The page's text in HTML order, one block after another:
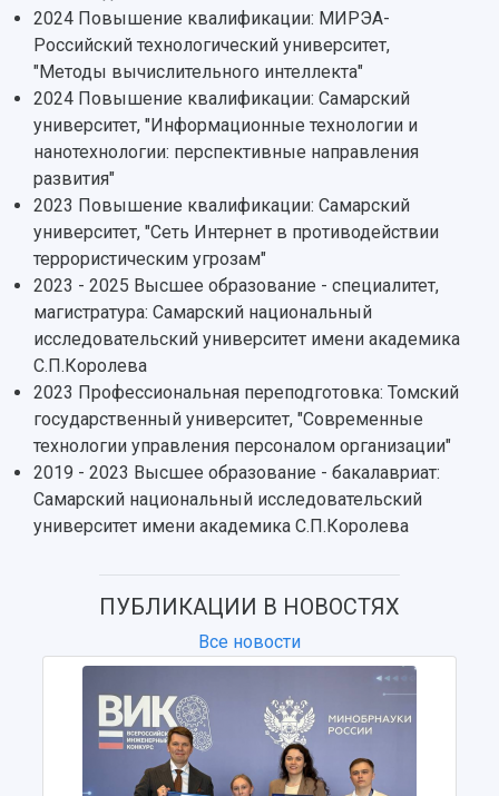
Общественные организации
Институт искусственного интеллекта
Инжиниринговый центр
Аграрный карбоновый полигон
Архив
Фирменный стиль
Устойчивое развитие
Кампус
3D-тур по университету
Музеи
Учебный аэродром
Центр истории авиационных двигателей
Ботанический сад
Умный дом бабочек
Международный межвузовский кампус
Сведения об образовательной организации
Платные образовательные услуги
Скидки на обучение
Подготовительные курсы
Библиотека
Видеолекции
Противодействие COVID-19
Результаты научно-исследовательской
деятельности
Научно-технические разработки
Конкурсы научных проектов и грантов
Областной конкурс "Молодой учёный"
Отчеты о научно-исследовательской
деятельности
Журналы Самарского университета
Научные конференции
Патенты
Публикации и издания
Отчеты о проведенных конференциях
2024 Повышение квалификации: МИРЭА-
Российский технологический университет,
"Методы вычислительного интеллекта"
2024 Повышение квалификации: Самарский
университет, "Информационные технологии и
нанотехнологии: перспективные направления
развития"
2023 Повышение квалификации: Самарский
университет, "Сеть Интернет в противодействии
террористическим угрозам"
2023 - 2025 Высшее образование - специалитет,
магистратура: Самарский национальный
исследовательский университет имени академика
С.П.Королева
2023 Профессиональная переподготовка: Томский
государственный университет, "Современные
технологии управления персоналом организации"
2019 - 2023 Высшее образование - бакалавриат:
Самарский национальный исследовательский
университет имени академика С.П.Королева
ПУБЛИКАЦИИ В НОВОСТЯХ
Все новости